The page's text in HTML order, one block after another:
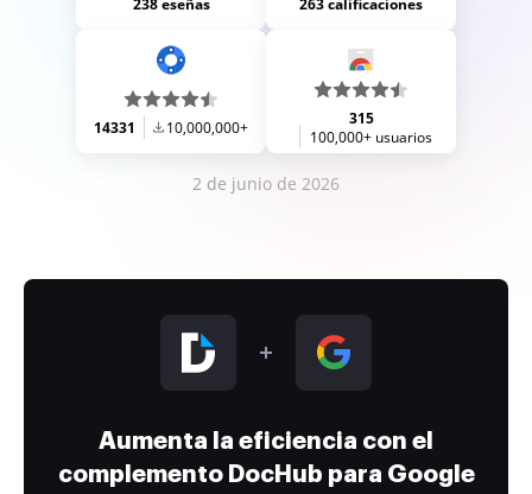
238 eseñas 263 calificaciones
14331 10,000,000+
315
100,000+ usuarios
2 de junio de 2026
Aumenta la eficiencia con el
complemento DocHub para Google